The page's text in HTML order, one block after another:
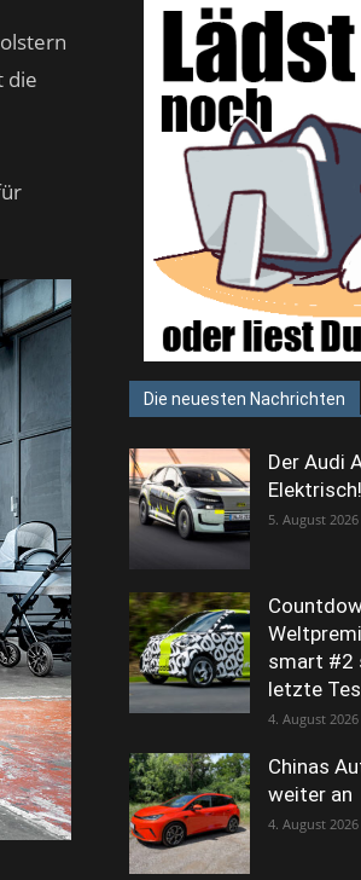
die
Die neuesten Nachrichten
Der Audi
Elektrisch!
5. August 2026
smart #2
letzte
4. August 2026
Chinas
weiter an
4. August 2026